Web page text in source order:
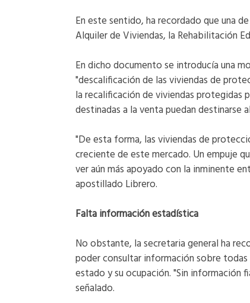
En este sentido, ha recordado que una
Alquiler de Viviendas, la Rehabilitación
En dicho documento se introducía una
"descalificación de las viviendas de
la recalificación de viviendas protegidas
destinadas a la venta puedan destinarse
"De esta forma, las viviendas de
creciente de este mercado. Un empuje
ver aún más apoyado con la inminente
apostillado Librero.
Falta información estadística
No obstante, la secretaria general ha
poder consultar información sobre todas
estado y su ocupación. "Sin información
señalado.